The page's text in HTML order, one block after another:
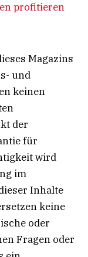
profitieren
Magazins
und
keinen
der
für
wird
im
Inhalte
keine
oder
Fragen oder